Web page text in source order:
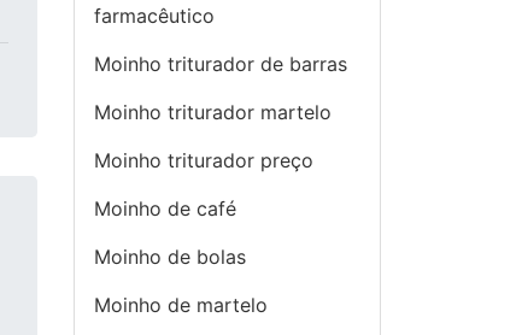
farmacêutico
Moinho triturador de barras
Moinho triturador martelo
Moinho triturador preço
Moinho de café
Moinho de bolas
Moinho de martelo